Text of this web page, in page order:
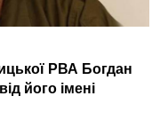
РВА Богдан
його імені